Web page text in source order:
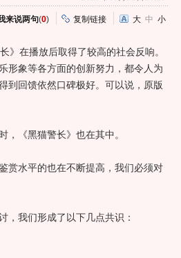
来说两句(0) 复制链接 大 中 小
在播放后取得了较高的社会反响。
形象等各方面的创新努力，都令人为
到回馈依然口碑极好。可以说，原版
《黑猫警长》也在其中。
水平的也在不断提高，我们必须对
我们形成了以下几点共识：